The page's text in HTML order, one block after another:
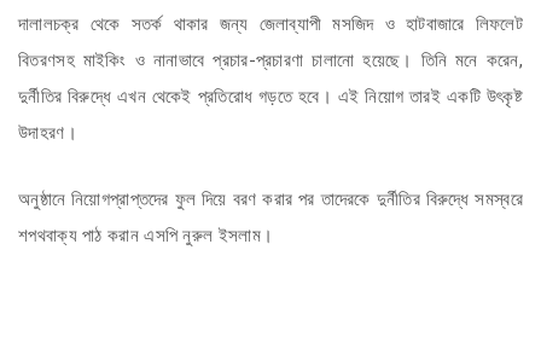
দালালচক্র থেকে সতর্ক থাকার জন্য জেলাব্যাপী মসজিদ ও হাটবাজারে লিফলেট
বিতরণসহ মাইকিং ও নানাভাবে প্রচার-প্রচারণা চালানো হয়েছে। তিনি মনে করেন,
দুর্নীতির বিরুদ্ধে এখন থেকেই প্রতিরোধ গড়তে হবে। এই নিয়োগ তারই একটি উৎকৃষ্ট
উদাহরণ।
অনুষ্ঠানে নিয়োগপ্রাপ্তদের ফুল দিয়ে বরণ করার পর তাদেরকে দুর্নীতির বিরুদ্ধে সমস্বরে
শপথবাক্য পাঠ করান এসপি নুরুল ইসলাম।